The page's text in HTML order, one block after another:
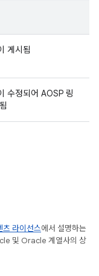
게시됨
수정되어 AOSP 링
츠 라이선스에서 설명하는
및 Oracle 계열사의 상